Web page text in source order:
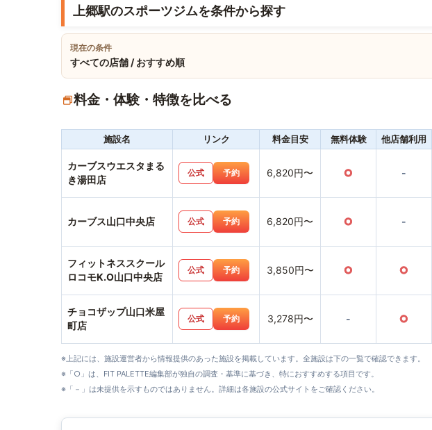
上郷駅のスポーツジムを条件から探す
現在の条件
すべての店舗 / おすすめ順
料金・体験・特徴を比べる
施設名 リンク 料金目安 無料体験 他店舗利用
カーブスウエスタまる
き湯田店
公式 予約 6,820円〜 ○ -
カーブス山口中央店 公式 予約 6,820円〜 ○ -
フィットネススクール
ロコモK.O山口中央店
公式 予約 3,850円〜 ○ ○
チョコザップ山口米屋
町店
公式 予約 3,278円〜 - ○
※上記には、施設運営者から情報提供のあった施設を掲載しています。全施設は下の一覧で確認できます。
※「○」は、FIT PALETTE編集部が独自の調査・基準に基づき、特におすすめする項目です。
※「－」は未提供を示すものではありません。詳細は各施設の公式サイトをご確認ください。